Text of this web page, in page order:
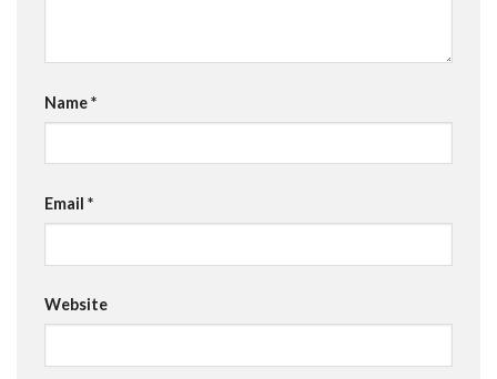
Name*
Email *
Website